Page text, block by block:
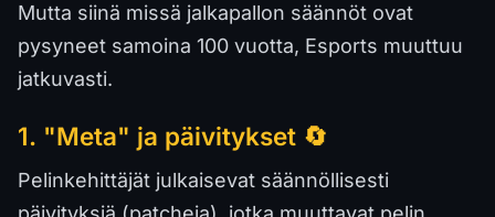
Mutta siinä missä jalkapallon säännöt ovat
pysyneet samoina 100 vuotta, Esports muuttuu
jatkuvasti.
1. "Meta" ja päivitykset 🔄
Pelinkehittäjät julkaisevat säännöllisesti